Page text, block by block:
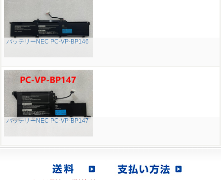
バッテリーNEC PC-VP-BP146
バッテリーNEC PC-VP-BP147